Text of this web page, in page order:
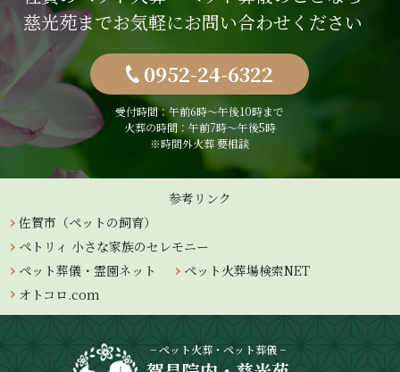
慈光苑までお気軽にお問い合わせください
0952-24-6322
受付時間：午前6時〜午後10時まで
火葬の時間：午前7時～午後5時
※時間外火葬 要相談
参考リンク
佐賀市（ペットの飼育）
ペトリィ 小さな家族のセレモニー
ペット葬儀・霊園ネット
ペット火葬場検索NET
オトコロ.com
− ペット火葬・ペット葬儀 −